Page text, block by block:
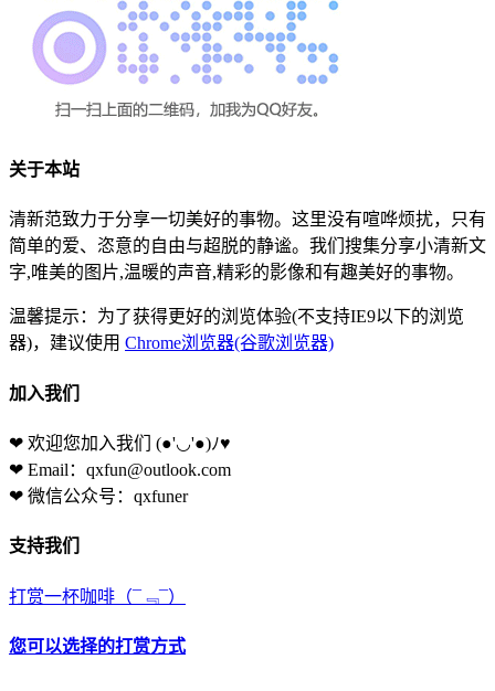
关于本站
清新范致力于分享一切美好的事物。这里没有喧哗烦扰，只有
简单的爱、恣意的自由与超脱的静谧。我们搜集分享小清新文
字,唯美的图片,温暖的声音,精彩的影像和有趣美好的事物。
温馨提示：为了获得更好的浏览体验(不支持IE9以下的浏览
器)，建议使用 Chrome浏览器(谷歌浏览器)
加入我们
❤ 欢迎您加入我们 (●'◡'●)ﾉ♥
❤ Email：qxfun@outlook.com
❤ 微信公众号：qxfuner
支持我们
打赏一杯咖啡 （¯﹃¯）
您可以选择的打赏方式